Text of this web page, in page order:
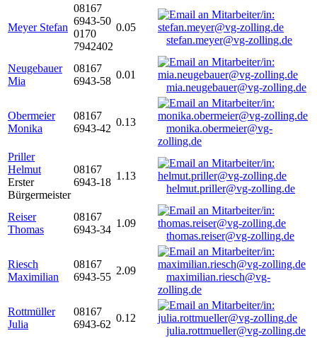
Meyer Stefan
08167
6943-50
0170
7942402
0.05
stefan.meyer@vg-zolling.de
Neugebauer
Mia
08167
6943-58
0.01
mia.neugebauer@vg-zolling.de
Obermeier
Monika
08167
6943-42
0.13
monika.obermeier@vg-
zolling.de
Priller
Helmut
Erster
Bürgermeister
08167
6943-18
1.13
helmut.priller@vg-zolling.de
Reiser
Thomas
08167
6943-34
1.09
thomas.reiser@vg-zolling.de
Riesch
Maximilian
08167
6943-55
2.09
maximilian.riesch@vg-
zolling.de
Rottmüller
Julia
08167
6943-62
0.12
julia.rottmueller@vg-zolling.de